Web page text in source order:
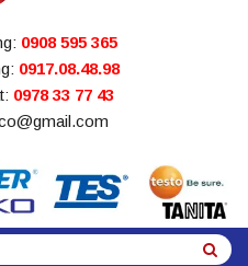
0908 595 365
0917.08.48.98
0978 33 77 43